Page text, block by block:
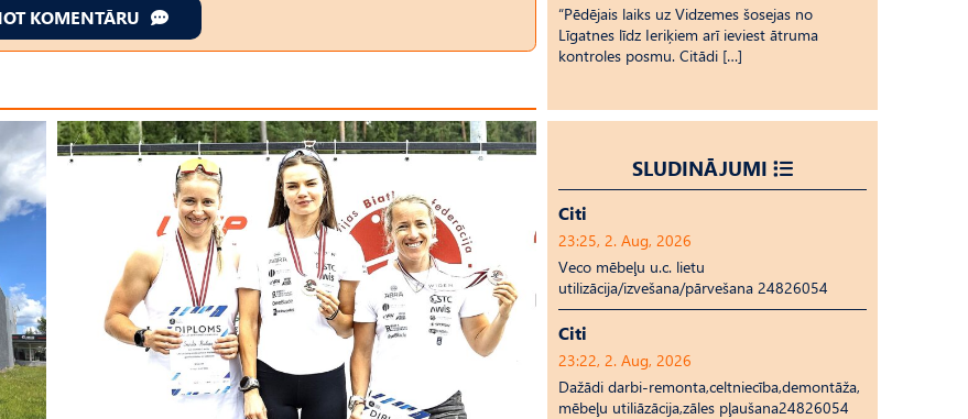
KOMENTĀRU
“Pēdējais laiks uz Vid­ze­mes šosejas no
Līgatnes līdz Ieriķiem arī ieviest ātruma
kontroles posmu. Citādi […]
SLUDINĀJUMI
Citi
23:25, 2. Aug, 2026
Veco mēbeļu u.c. lietu
utilizācija/izvešana/pārvešana 24826054
Citi
23:22, 2. Aug, 2026
Dažādi darbi-remonta,celtniecība,demontāža,
mēbeļu utiliāzācija,zāles pļaušana24826054